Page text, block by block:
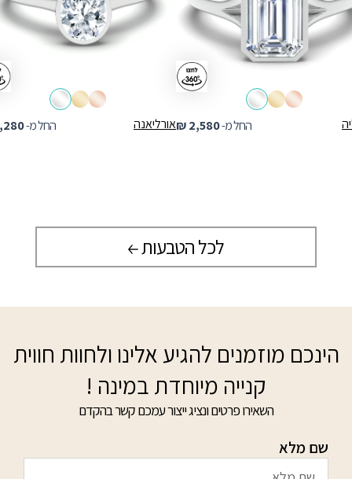
החל מ- אורליאנה החל מ- ₪2,580
לכל הטבעות
הינכם מוזמנים להגיע אלינו ולחוות חווית
קנייה מיוחדת במינה !
השאירו פרטים ונציג ייצור עמכם קשר בהקדם
שם מלא